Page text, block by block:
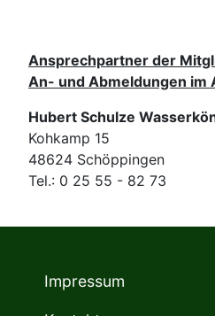
Ansprechpartner der
An- und Abmeldungen im
Hubert Schulze
Kohkamp 15
48624 Schöppingen
Tel.: 0 25 55 - 82 73
Impressum